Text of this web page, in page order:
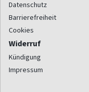
Datenschutz
Barrierefreiheit
Cookies
Widerruf
Kündigung
Impressum